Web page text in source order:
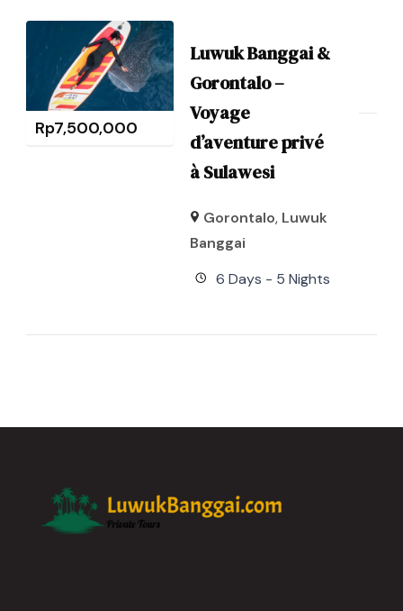
Rp7,500,000
Luwuk Banggai &
Gorontalo –
Voyage
d’aventure privé
à Sulawesi
Gorontalo, Luwuk
Banggai
6 Days - 5 Nights